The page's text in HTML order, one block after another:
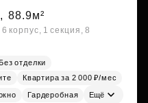
88.9м²
корпус, 1 секция, 8
Без отделки
Квартира за 2 000 ₽/мес
Гардеробная Ещё